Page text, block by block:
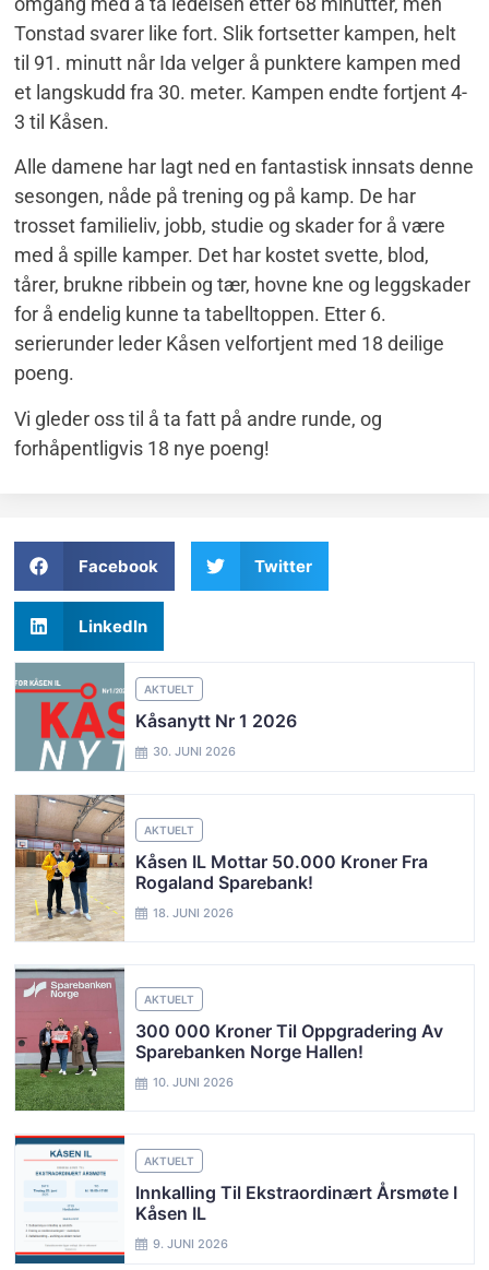
Tonstad svarer like fort. Slik fortsetter kampen, helt
til 91. minutt når Ida velger å punktere kampen med
et langskudd fra 30. meter. Kampen endte fortjent 4-
3 til Kåsen.
Alle damene har lagt ned en fantastisk innsats denne
sesongen, nåde på trening og på kamp. De har
trosset familieliv, jobb, studie og skader for å være
med å spille kamper. Det har kostet svette, blod,
tårer, brukne ribbein og tær, hovne kne og leggskader
for å endelig kunne ta tabelltoppen. Etter 6.
serierunder leder Kåsen velfortjent med 18 deilige
poeng.
Vi gleder oss til å ta fatt på andre runde, og
forhåpentligvis 18 nye poeng!
Facebook Twitter
LinkedIn
AKTUELT
Kåsanytt Nr 1 2026
30. JUNI 2026
AKTUELT
Kåsen IL Mottar 50.000 Kroner Fra
Rogaland Sparebank!
18. JUNI 2026
AKTUELT
300 000 Kroner Til Oppgradering Av
Sparebanken Norge Hallen!
10. JUNI 2026
AKTUELT
Innkalling Til Ekstraordinært Årsmøte I
Kåsen IL
9. JUNI 2026